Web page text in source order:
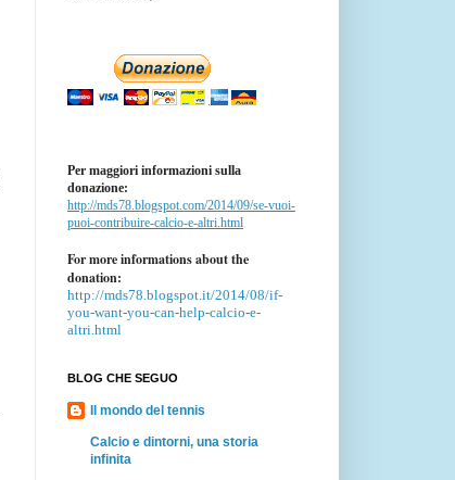
Per maggiori informazioni sulla
donazione:
http://mds78.blogspot.com/2014/09/se-vuoi-
puoi-contribuire-calcio-e-altri.html
For more informations about the
donation:
http://mds78.blogspot.it/2014/08/if-
you-want-you-can-help-calcio-e-
altri.html
BLOG CHE SEGUO
Il mondo del tennis
Calcio e dintorni, una storia
infinita